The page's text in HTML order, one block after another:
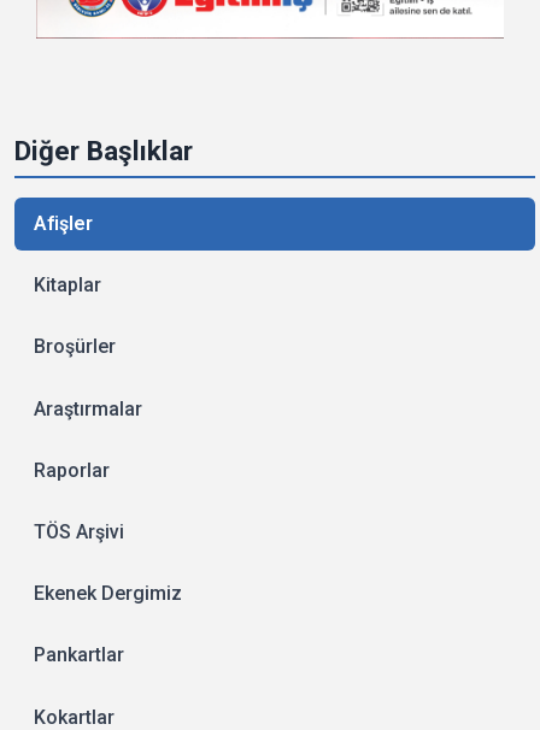
Diğer Başlıklar
Afişler
Kitaplar
Broşürler
Araştırmalar
Raporlar
TÖS Arşivi
Ekenek Dergimiz
Pankartlar
Kokartlar